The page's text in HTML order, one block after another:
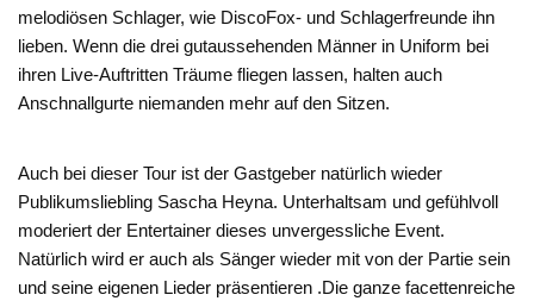
melodiösen Schlager, wie DiscoFox- und Schlagerfreunde ihn
lieben. Wenn die drei gutaussehenden Männer in Uniform bei
ihren Live-Auftritten Träume fliegen lassen, halten auch
Anschnallgurte niemanden mehr auf den Sitzen.
Auch bei dieser Tour ist der Gastgeber natürlich wieder
Publikumsliebling Sascha Heyna. Unterhaltsam und gefühlvoll
moderiert der Entertainer dieses unvergessliche Event.
Natürlich wird er auch als Sänger wieder mit von der Partie sein
und seine eigenen Lieder präsentieren .Die ganze facettenreiche